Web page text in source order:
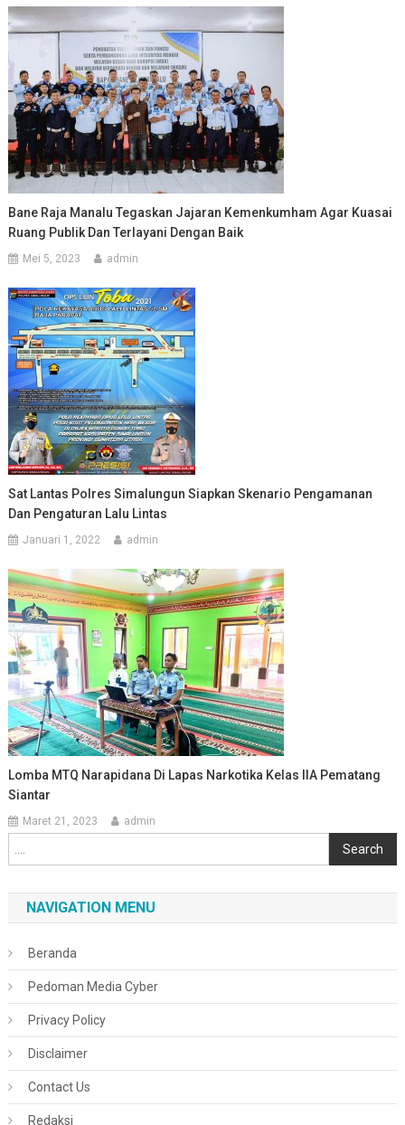
Bane Raja Manalu Tegaskan Jajaran Kemenkumham Agar Kuasai
Ruang Publik Dan Terlayani Dengan Baik
Mei 5, 2023 admin
Sat Lantas Polres Simalungun Siapkan Skenario Pengamanan
Dan Pengaturan Lalu Lintas
Januari 1, 2022 admin
Lomba MTQ Narapidana Di Lapas Narkotika Kelas IIA Pematang
Siantar
Maret 21, 2023 admin
Search
NAVIGATION MENU
Beranda
Pedoman Media Cyber
Privacy Policy
Disclaimer
Contact Us
Redaksi